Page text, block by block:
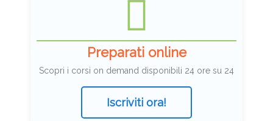
Preparati online
Scopri i corsi on demand disponibili 24 ore su 24
Iscriviti ora!